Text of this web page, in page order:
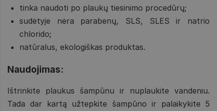
tinka naudoti po plaukų tiesinimo procedūrų;
sudėtyje nėra parabenų, SLS, SLES ir natrio
chlorido;
natūralus, ekologiškas produktas.
Naudojimas:
Ištrinkite plaukus šampūnu ir nuplaukite vandeniu.
Tada dar kartą užtepkite šampūno ir palaikykite 5